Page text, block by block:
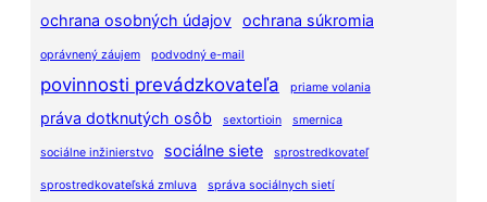
ochrana osobných údajov ochrana súkromia
oprávnený záujem podvodný e-mail
povinnosti prevádzkovateľa priame volania
práva dotknutých osôb sextortioin smernica
sociálne inžinierstvo sociálne siete sprostredkovateľ
sprostredkovateľská zmluva správa sociálnych sietí